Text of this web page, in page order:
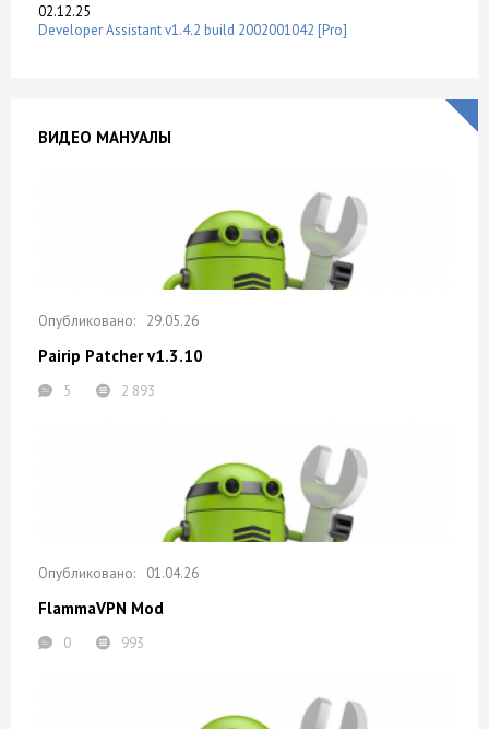
02.12.25
Developer Assistant v1.4.2 build 2002001042 [Pro]
ВИДЕО МАНУАЛЫ
29.05.26
Pairip Patcher v1.3.10
5 2 893
01.04.26
FlammaVPN Mod
0 993